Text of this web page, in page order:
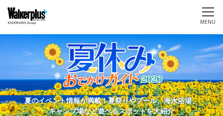
MENU
夏のイベント情報が満載！夏祭りやプール、海水浴場、
キャンプ場など遊べるスポットを大紹介